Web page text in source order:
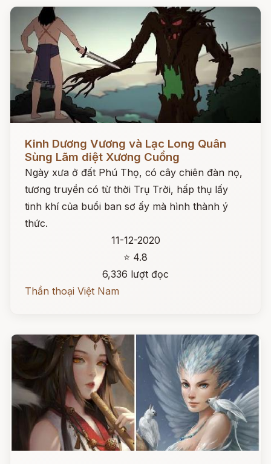
Kinh Dương Vương và Lạc Long Quân
Sùng Lãm diệt Xương Cuồng
Ngày xưa ở đất Phú Thọ, có cây chiên đàn nọ,
tương truyền có từ thời Trụ Trời, hấp thụ lấy
tinh khí của buổi ban sơ ấy mà hình thành ý
thức.
11-12-2020
⭐ 4.8
6,336 lượt đọc
Thần thoại Việt Nam